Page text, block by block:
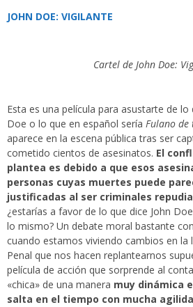
JOHN DOE: VIGILANTE
Cartel de John Doe:
Esta es una película para asustarte de lo
Doe o lo que en español sería Fulano de
aparece en la escena pública tras ser
cometido cientos de asesinatos. El
plantea es debido a que esos
personas cuyas muertes puede
justificadas al ser criminales
¿estarías a favor de lo que dice John
lo mismo? Un debate moral bastante
cuando estamos viviendo cambios en la
Penal que nos hacen replantearnos
película de acción que sorprende al
«chica» de una manera muy dinámica
salta en el tiempo con mucha